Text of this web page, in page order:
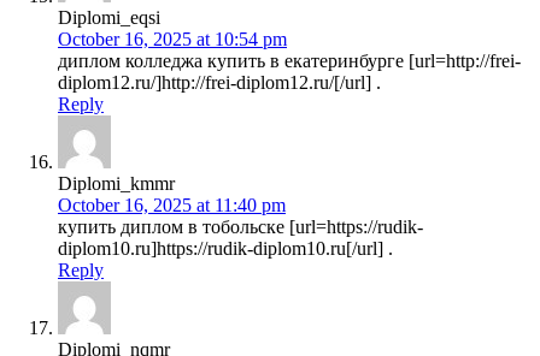
Diplomi_eqsi
October 16, 2025 at 10:54 pm
диплом колледжа купить в екатеринбурге [url=http://frei-
diplom12.ru/]http://frei-diplom12.ru/[/url] .
Reply
Diplomi_kmmr
October 16, 2025 at 11:40 pm
купить диплом в тобольске [url=https://rudik-
diplom10.ru]https://rudik-diplom10.ru[/url] .
Reply
Diplomi_nqmr